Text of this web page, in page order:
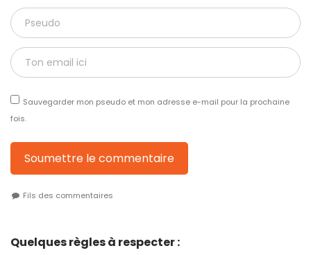
Sauvegarder mon pseudo et mon adresse e-mail pour la prochaine
fois.
Soumettre le commentaire
Fils des commentaires
Quelques règles à respecter :